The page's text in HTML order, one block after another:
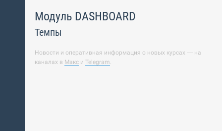
Модуль DASHBOARD
Темпы
Новости и оперативная информация о новых курсах — на
каналах в Макс и Telegram.